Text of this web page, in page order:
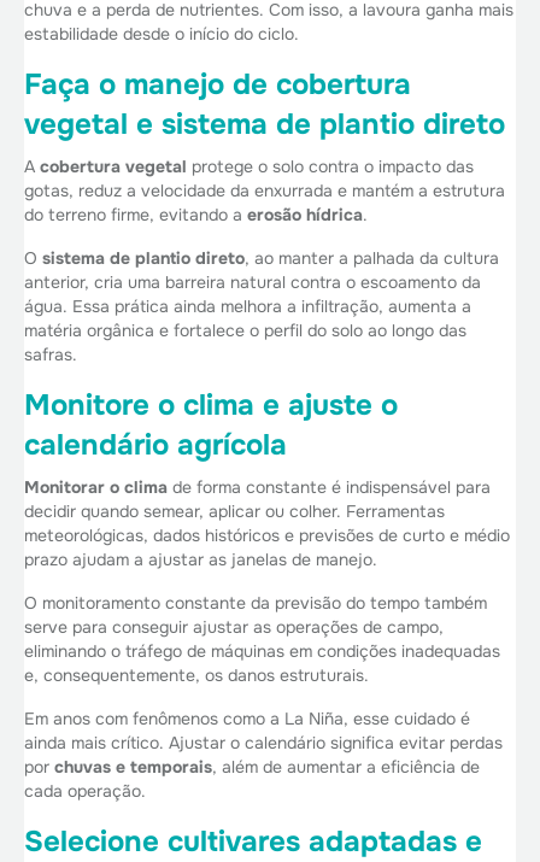
chuva e a perda de nutrientes. Com isso, a lavoura ganha mais
estabilidade desde o início do ciclo.
Faça o manejo de cobertura
vegetal e sistema de plantio direto
A cobertura vegetal protege o solo contra o impacto das
gotas, reduz a velocidade da enxurrada e mantém a estrutura
do terreno firme, evitando a erosão hídrica.
O sistema de plantio direto, ao manter a palhada da cultura
anterior, cria uma barreira natural contra o escoamento da
água. Essa prática ainda melhora a infiltração, aumenta a
matéria orgânica e fortalece o perfil do solo ao longo das
safras.
Monitore o clima e ajuste o
calendário agrícola
Monitorar o clima de forma constante é indispensável para
decidir quando semear, aplicar ou colher. Ferramentas
meteorológicas, dados históricos e previsões de curto e médio
prazo ajudam a ajustar as janelas de manejo.
O monitoramento constante da previsão do tempo também
serve para conseguir ajustar as operações de campo,
eliminando o tráfego de máquinas em condições inadequadas
e, consequentemente, os danos estruturais.
Em anos com fenômenos como a La Niña, esse cuidado é
ainda mais crítico. Ajustar o calendário significa evitar perdas
por chuvas e temporais, além de aumentar a eficiência de
cada operação.
Selecione cultivares adaptadas e